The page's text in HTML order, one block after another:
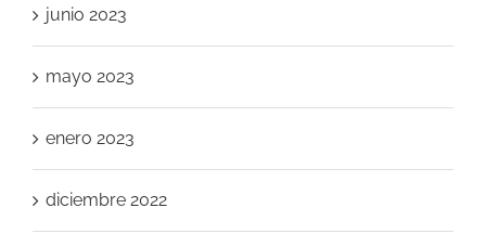
junio 2023
mayo 2023
enero 2023
diciembre 2022